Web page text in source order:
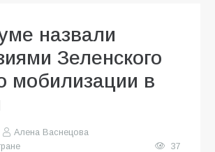
назвали
Зеленского
мобилизации в
Алена Васнецова
37